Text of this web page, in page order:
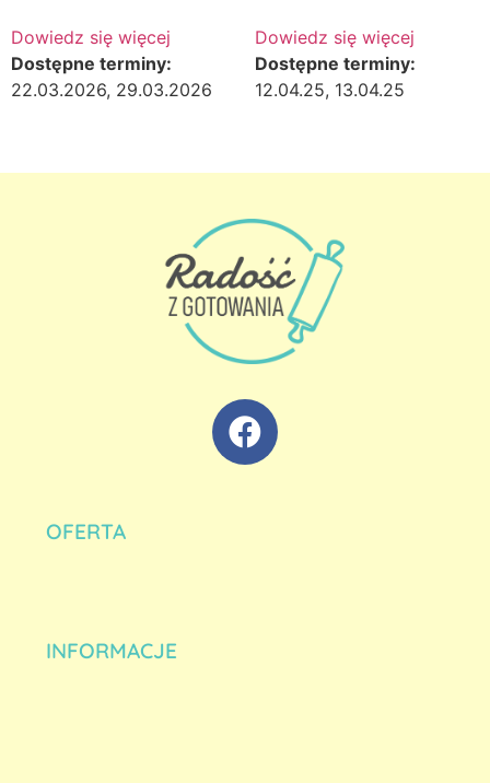
Dowiedz się więcej
Dostępne terminy:
22.03.2026, 29.03.2026
Dowiedz się więcej
Dostępne terminy:
12.04.25, 13.04.25
OFERTA
INFORMACJE